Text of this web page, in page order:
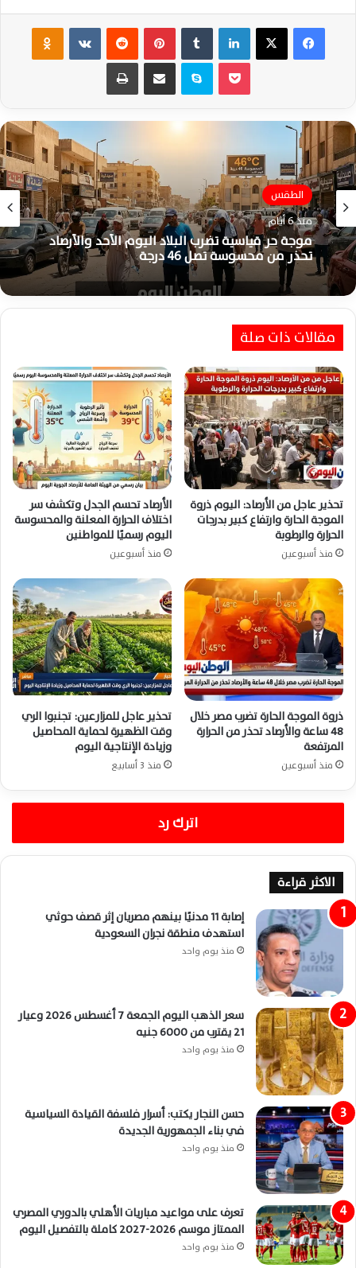
فيسبوك ‫X لينكدإن بينتيريست ‏VKontakte
سكايب مشاركة عبر البريد طباعة
الطقس
منذ 6 أيام
تحذر من محسوسة تصل 46 درجة
الطقس
منذ أسبوع واحد
ذروة الموجة اللاهبة تضرب مصر اليوم وتحذيرات
عاجلة من الحرارة والأتربة والرطوبة الشديدة
مقالات ذات صلة
تحذير عاجل من الأرصاد: اليوم ذروة
الموجة الحارة وارتفاع كبير بدرجات
الحرارة والرطوبة
منذ أسبوعين
الأرصاد تحسم الجدل وتكشف سر
اختلاف الحرارة المعلنة والمحسوسة
اليوم رسميًا للمواطنين
منذ أسبوعين
ذروة الموجة الحارة تضرب مصر خلال
48 ساعة والأرصاد تحذر من الحرارة
المرتفعة
منذ أسبوعين
تحذير عاجل للمزارعين: تجنبوا الري
وقت الظهيرة لحماية المحاصيل
وزيادة الإنتاجية اليوم
منذ 3 أسابيع
اترك رد
الاكثر قراءة
إصابة 11 مدنيًا بينهم مصريان إثر قصف حوثي
استهدف منطقة نجران السعودية
منذ يوم واحد
سعر الذهب اليوم الجمعة 7 أغسطس 2026 وعيار
21 يقترب من 6000 جنيه
منذ يوم واحد
حسن النجار يكتب: أسرار فلسفة القيادة السياسية
في بناء الجمهورية الجديدة
منذ يوم واحد
تعرف على مواعيد مباريات الأهلي بالدوري المصري
الممتاز موسم 2026-2027 كاملة بالتفصيل اليوم
منذ يوم واحد